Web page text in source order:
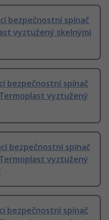
bezpečnostní spínač
vyztužený skelnými
bezpečnostní spínač
vyztužený
bezpečnostní spínač
vyztužený
bezpečnostní spínač